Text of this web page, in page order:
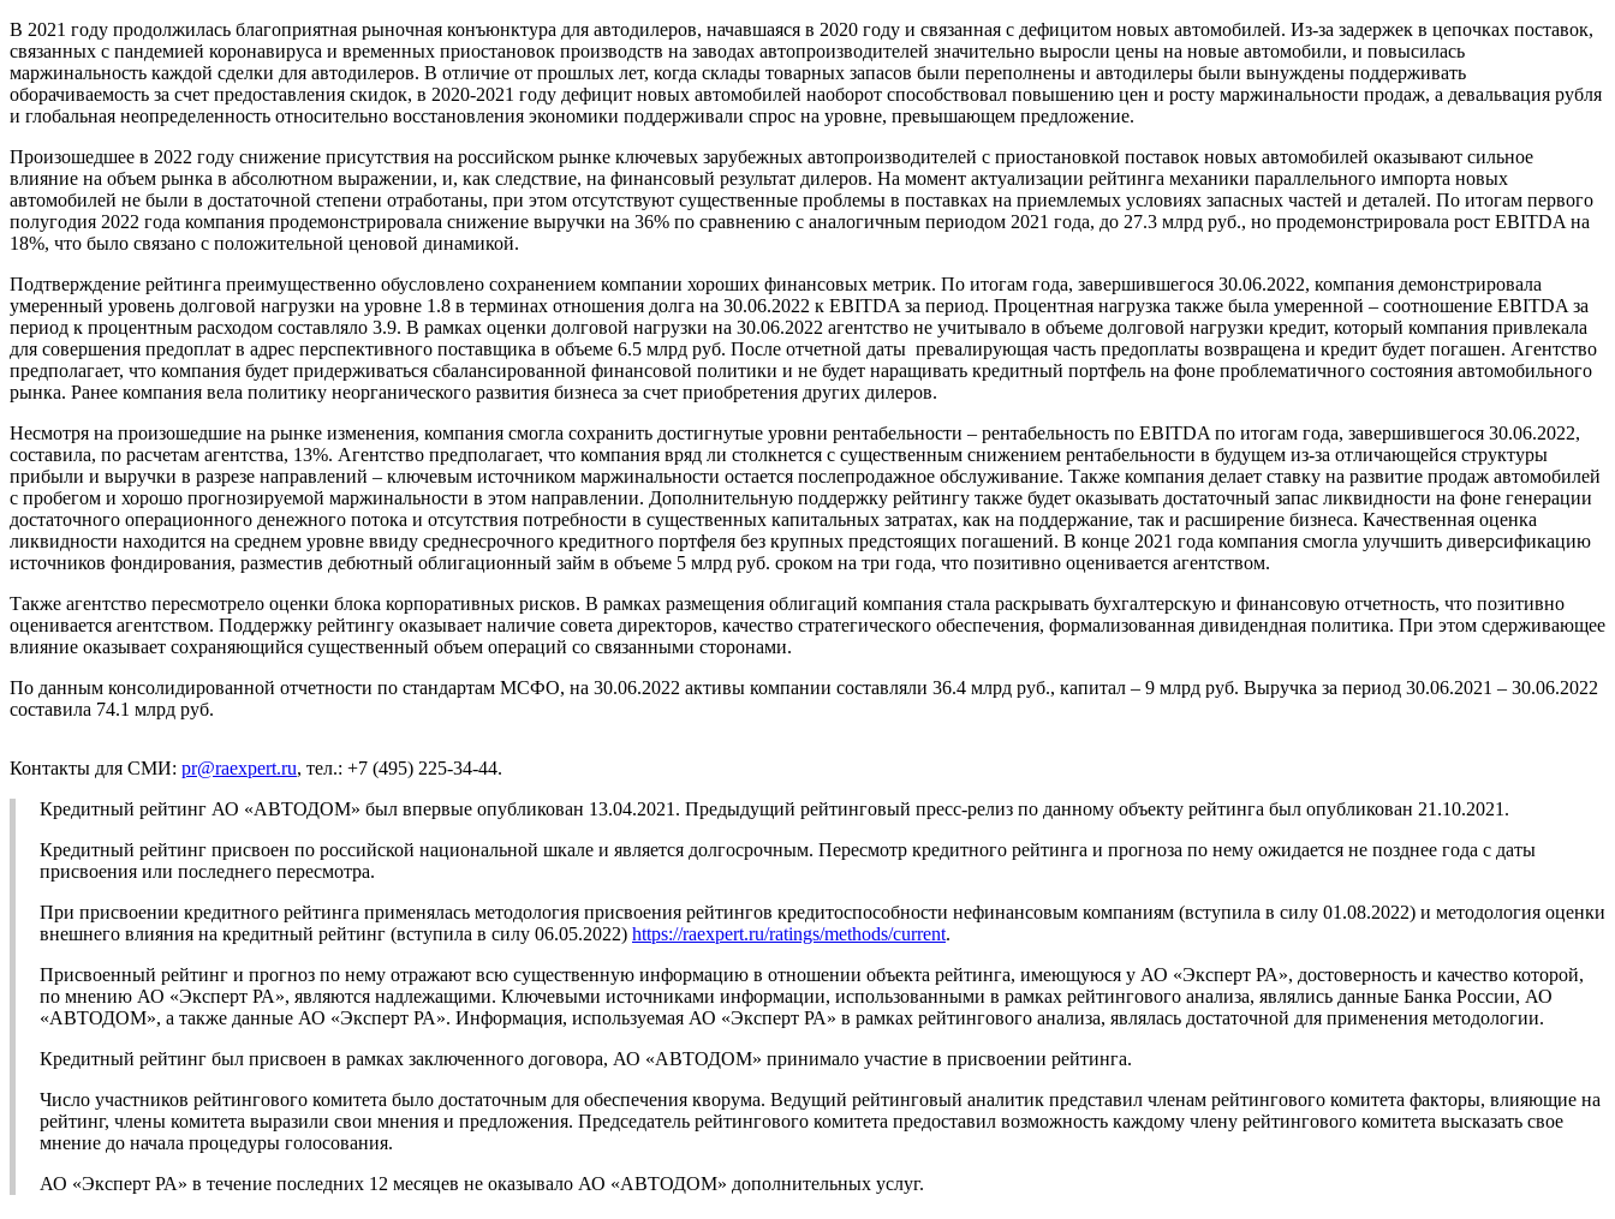
В 2021 году продолжилась благоприятная рыночная конъюнктура для автодилеров, начавшаяся в 2020 году и связанная с дефицитом новых автомобилей. Из-за задержек в цепочках поставок,
связанных с пандемией коронавируса и временных приостановок производств на заводах автопроизводителей значительно выросли цены на новые автомобили, и повысилась
маржинальность каждой сделки для автодилеров. В отличие от прошлых лет, когда склады товарных запасов были переполнены и автодилеры были вынуждены поддерживать
оборачиваемость за счет предоставления скидок, в 2020-2021 году дефицит новых автомобилей наоборот способствовал повышению цен и росту маржинальности продаж, а девальвация рубля
и глобальная неопределенность относительно восстановления экономики поддерживали спрос на уровне, превышающем предложение.
Произошедшее в 2022 году снижение присутствия на российском рынке ключевых зарубежных автопроизводителей с приостановкой поставок новых автомобилей оказывают сильное
влияние на объем рынка в абсолютном выражении, и, как следствие, на финансовый результат дилеров. На момент актуализации рейтинга механики параллельного импорта новых
автомобилей не были в достаточной степени отработаны, при этом отсутствуют существенные проблемы в поставках на приемлемых условиях запасных частей и деталей. По итогам первого
полугодия 2022 года компания продемонстрировала снижение выручки на 36% по сравнению с аналогичным периодом 2021 года, до 27.3 млрд руб., но продемонстрировала рост EBITDA на
18%, что было связано с положительной ценовой динамикой.
Подтверждение рейтинга преимущественно обусловлено сохранением компании хороших финансовых метрик. По итогам года, завершившегося 30.06.2022, компания демонстрировала
умеренный уровень долговой нагрузки на уровне 1.8 в терминах отношения долга на 30.06.2022 к EBITDA за период. Процентная нагрузка также была умеренной – соотношение EBITDA за
период к процентным расходом составляло 3.9. В рамках оценки долговой нагрузки на 30.06.2022 агентство не учитывало в объеме долговой нагрузки кредит, который компания привлекала
для совершения предоплат в адрес перспективного поставщика в объеме 6.5 млрд руб. После отчетной даты превалирующая часть предоплаты возвращена и кредит будет погашен. Агентство
предполагает, что компания будет придерживаться сбалансированной финансовой политики и не будет наращивать кредитный портфель на фоне проблематичного состояния автомобильного
рынка. Ранее компания вела политику неорганического развития бизнеса за счет приобретения других дилеров.
Несмотря на произошедшие на рынке изменения, компания смогла сохранить достигнутые уровни рентабельности – рентабельность по EBITDA по итогам года, завершившегося 30.06.2022,
составила, по расчетам агентства, 13%. Агентство предполагает, что компания вряд ли столкнется с существенным снижением рентабельности в будущем из-за отличающейся структуры
прибыли и выручки в разрезе направлений – ключевым источником маржинальности остается послепродажное обслуживание. Также компания делает ставку на развитие продаж автомобилей
с пробегом и хорошо прогнозируемой маржинальности в этом направлении. Дополнительную поддержку рейтингу также будет оказывать достаточный запас ликвидности на фоне генерации
достаточного операционного денежного потока и отсутствия потребности в существенных капитальных затратах, как на поддержание, так и расширение бизнеса. Качественная оценка
ликвидности находится на среднем уровне ввиду среднесрочного кредитного портфеля без крупных предстоящих погашений. В конце 2021 года компания смогла улучшить диверсификацию
источников фондирования, разместив дебютный облигационный займ в объеме 5 млрд руб. сроком на три года, что позитивно оценивается агентством.
Также агентство пересмотрело оценки блока корпоративных рисков. В рамках размещения облигаций компания стала раскрывать бухгалтерскую и финансовую отчетность, что позитивно
оценивается агентством. Поддержку рейтингу оказывает наличие совета директоров, качество стратегического обеспечения, формализованная дивидендная политика. При этом сдерживающее
влияние оказывает сохраняющийся существенный объем операций со связанными сторонами.
По данным консолидированной отчетности по стандартам МСФО, на 30.06.2022 активы компании составляли 36.4 млрд руб., капитал – 9 млрд руб. Выручка за период 30.06.2021 – 30.06.2022
составила 74.1 млрд руб.
Контакты для СМИ: pr@raexpert.ru, тел.: +7 (495) 225-34-44.
Кредитный рейтинг АО «АВТОДОМ» был впервые опубликован 13.04.2021. Предыдущий рейтинговый пресс-релиз по данному объекту рейтинга был опубликован 21.10.2021.
Кредитный рейтинг присвоен по российской национальной шкале и является долгосрочным. Пересмотр кредитного рейтинга и прогноза по нему ожидается не позднее года с даты
присвоения или последнего пересмотра.
При присвоении кредитного рейтинга применялась методология присвоения рейтингов кредитоспособности нефинансовым компаниям (вступила в силу 01.08.2022) и методология оценки
внешнего влияния на кредитный рейтинг (вступила в силу 06.05.2022) https://raexpert.ru/ratings/methods/current.
Присвоенный рейтинг и прогноз по нему отражают всю существенную информацию в отношении объекта рейтинга, имеющуюся у АО «Эксперт РА», достоверность и качество которой,
по мнению АО «Эксперт РА», являются надлежащими. Ключевыми источниками информации, использованными в рамках рейтингового анализа, являлись данные Банка России, АО
«АВТОДОМ», а также данные АО «Эксперт РА». Информация, используемая АО «Эксперт РА» в рамках рейтингового анализа, являлась достаточной для применения методологии.
Кредитный рейтинг был присвоен в рамках заключенного договора, АО «АВТОДОМ» принимало участие в присвоении рейтинга.
Число участников рейтингового комитета было достаточным для обеспечения кворума. Ведущий рейтинговый аналитик представил членам рейтингового комитета факторы, влияющие на
рейтинг, члены комитета выразили свои мнения и предложения. Председатель рейтингового комитета предоставил возможность каждому члену рейтингового комитета высказать свое
мнение до начала процедуры голосования.
АО «Эксперт РА» в течение последних 12 месяцев не оказывало АО «АВТОДОМ» дополнительных услуг.